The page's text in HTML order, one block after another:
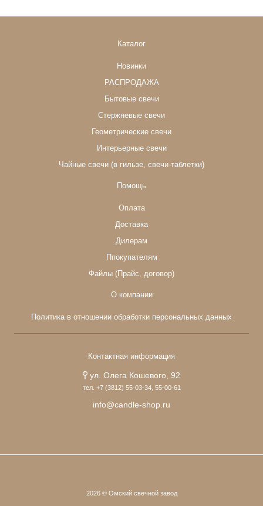
Каталог
Новинки
РАСПРОДАЖА
Бытовые свечи
Стержневые свечи
Геометрические свечи
Интерьерные свечи
Чайные свечи (в гильзе, свечи-таблетки)
Помощь
Оплата
Доставка
Дилерам
Ппокупателям
Файлы (Прайс, договор)
О компании
Политика в отношении обработки персональных данных
Контактная информация
ул. Олега Кошевого, 92
тел. +7 (3812) 55-03-34, 55-00-61
info@candle-shop.ru
2026 © Омский свечной завод